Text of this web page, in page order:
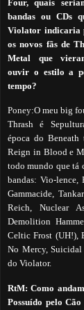
Four, quais
bandas ou CDs
Violator indicaria
os novos fãs de
Metal que
ouvir o estilo a
tempo?
Poney:O meu big
Thrash é
época do
Reign in Blood e
todo mundo que tá
bandas: Vio-lence,
Gammacide,
Reich, Nuclear
Demolition
Celtic Frost (UH!),
No Mercy, Suicidal
do Violator.
RtM:Como
Possuído pelo